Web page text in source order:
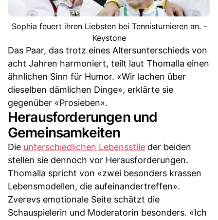
Sophia feuert ihren Liebsten bei Tennisturnieren an. -
Keystone
Das Paar, das trotz eines Altersunterschieds von
acht Jahren harmoniert, teilt laut Thomalla einen
ähnlichen Sinn für Humor. «Wir lachen über
dieselben dämlichen Dinge», erklärte sie
gegenüber «Prosieben».
Herausforderungen und
Gemeinsamkeiten
Die unterschiedlichen Lebensstile der beiden
stellen sie dennoch vor Herausforderungen.
Thomalla spricht von «zwei besonders krassen
Lebensmodellen, die aufeinandertreffen».
Zverevs emotionale Seite schätzt die
Schauspielerin und Moderatorin besonders. «Ich